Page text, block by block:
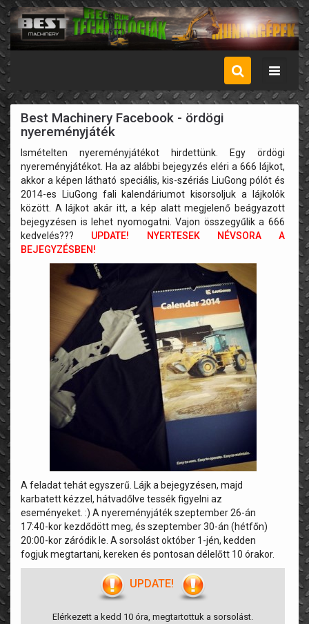
Menü
Best Machinery Facebook - ördögi
nyereményjáték
Ismételten nyereményjátékot hirdettünk. Egy ördögi
nyereményjátékot. Ha az alábbi bejegyzés eléri a 666 lájkot,
akkor a képen látható speciális, kis-szériás LiuGong pólót és
2014-es LiuGong fali kalendáriumot kisorsoljuk a lájkolók
között. A lájkot akár itt, a kép alatt megjelenő beágyazott
bejegyzésen is lehet nyomogatni. Vajon összegyűlik a 666
kedvelés??? UPDATE! NYERTESEK NÉVSORA A
BEJEGYZÉSBEN!
A feladat tehát egyszerű. Lájk a bejegyzésen, majd
karbatett kézzel, hátvadőlve tessék figyelni az
eseményeket. :) A nyereményjáték szeptember 26-án
17:40-kor kezdődött meg, és szeptember 30-án (hétfőn)
20:00-kor záródik le. A sorsolást október 1-jén, kedden
fogjuk megtartani, kereken és pontosan délelőtt 10 órakor.
UPDATE!
Elérkezett a kedd 10 óra, megtartottuk a sorsolást.